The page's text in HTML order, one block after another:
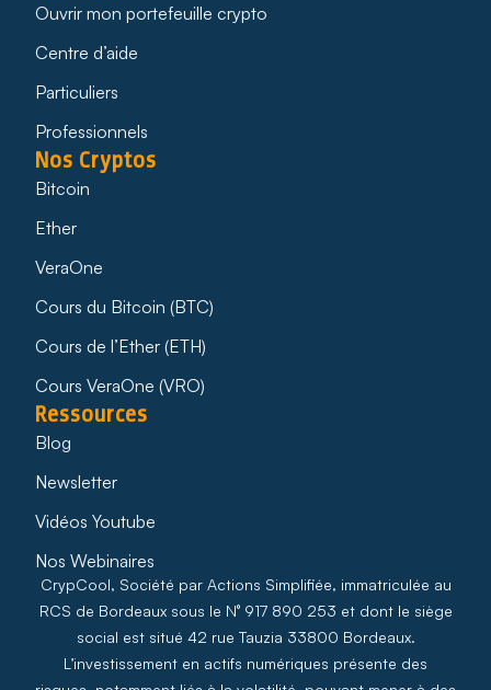
Ouvrir mon portefeuille crypto
Centre d’aide
Particuliers
Professionnels
Nos Cryptos
Bitcoin
Ether
VeraOne
Cours du Bitcoin (BTC)
Cours de l’Ether (ETH)
Cours VeraOne (VRO)
Ressources
Blog
Newsletter
Vidéos Youtube
Nos Webinaires
CrypCool, Société par Actions Simplifiée, immatriculée au
RCS de Bordeaux sous le N° 917 890 253 et dont le siège
social est situé 42 rue Tauzia 33800 Bordeaux.
L’investissement en actifs numériques présente des